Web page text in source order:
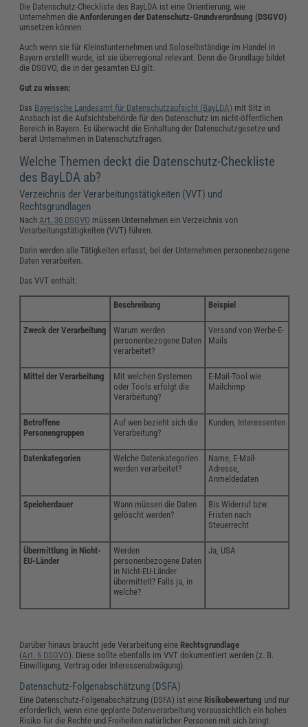
Die Datenschutz-Checkliste des BayLDA ist eine Orientierung, wie
Unternehmen dieAnforderungen der Datenschutz-Grundverordnung (DSGVO)
umsetzen können.
Auch wenn sie für Kleinstunternehmen und Soloselbständige im Handel in
Bayern erstellt wurde, ist sie überregional relevant. Denn die Grundlage bildet
die DSGVO, die in der gesamten EU gilt.
Gut zu wissen:
Das Bayerische Landesamt für Datenschutzaufsicht (BayLDA) mit Sitz in
Ansbach ist die Aufsichtsbehörde für den Datenschutz im nicht-öffentlichen
Bereich in Bayern. Es überwacht die Einhaltung der Datenschutzgesetze und
berät Unternehmen in Datenschutzfragen.
Welche Themen deckt die Datenschutz-Checkliste
des BayLDA ab?
Verzeichnis der Verarbeitungstätigkeiten (VVT) und
Rechtsgrundlagen
NachArt. 30 DSGVO müssen Unternehmen ein Verzeichnis von
Verarbeitungstätigkeiten (VVT) führen.
Darin werden alle Tätigkeiten erfasst, bei der Unternehmen personenbezogene
Daten verarbeiten.
Das VVT enthält:
Beschreibung Beispiel
Zweck der Verarbeitung
Warum werden
personenbezogene Daten
verarbeitet?
Versand von Werbe-E-
Mails
Mittel der Verarbeitung
Mit welchen Systemen
oder Tools erfolgt die
Verarbeitung?
E-Mail-Tool wie
Mailchimp
Betroffene
Personengruppen
Auf wen bezieht sich die
Verarbeitung?
Kunden, Interessenten
Datenkategorien
Welche Datenkategorien
werden verarbeitet?
Name, E-Mail-
Adresse,
Anmeldedaten
Speicherdauer
Wann müssen die Daten
gelöscht werden?
Bis Widerruf bzw.
Fristen nach
Steuerrecht
Übermittlung in Nicht-
EU-Länder
Werden
personenbezogene Daten
in Nicht-EU-Länder
übermittelt? Falls ja, in
welche?
Ja, USA
Darüber hinaus braucht jede Verarbeitung eine Rechtsgrundlage
(Art. 6 DSGVO). Diese sollte ebenfalls im VVT dokumentiert werden (z. B.
Einwilligung, Vertrag oder Interessenabwägung).
Datenschutz-Folgenabschätzung (DSFA)
Eine Datenschutz-Folgenabschätzung (DSFA) ist eine Risikobewertung und nur
erforderlich, wenn eine geplante Datenverarbeitung voraussichtlich ein hohes
Risiko für die Rechte und Freiheiten natürlicher Personen mit sich bringt.